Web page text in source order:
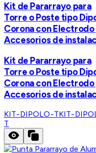
Kit de Pararrayo para
Torre o Poste tipo
Corona con
Accesorios de
Kit de Pararrayo para
Torre o Poste tipo
Corona con
Accesorios de
KIT-DIPOLO-TKIT-
T